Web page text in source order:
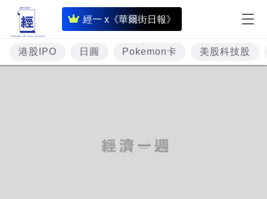
經一 x《華爾街日報》
即
時
財
經
港股IPO 日圓 Pokemon卡 美股科技股